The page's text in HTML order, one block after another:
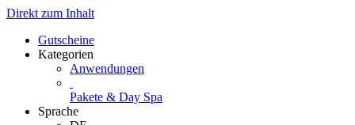
Direkt zum Inhalt
Gutscheine
Kategorien
Anwendungen
Pakete & Day Spa
Sprache